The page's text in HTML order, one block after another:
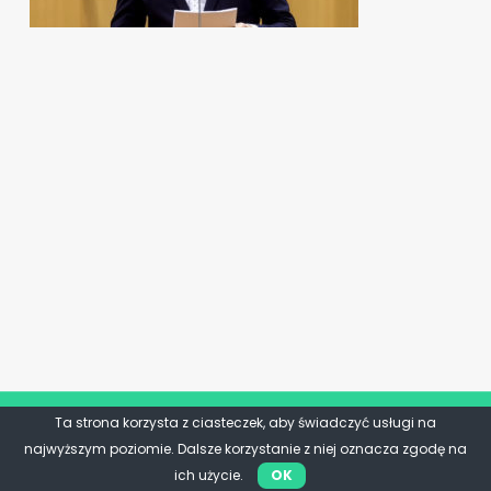
Ta strona korzysta z ciasteczek, aby świadczyć usługi na
najwyższym poziomie. Dalsze korzystanie z niej oznacza zgodę na
ich użycie.
OK